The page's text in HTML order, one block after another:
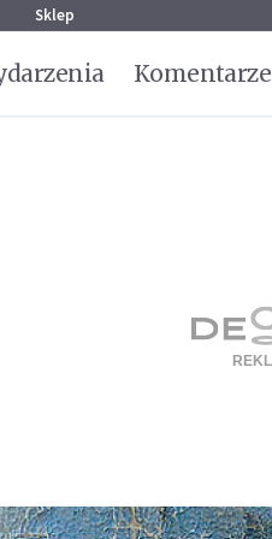
Sklep
Komentarze